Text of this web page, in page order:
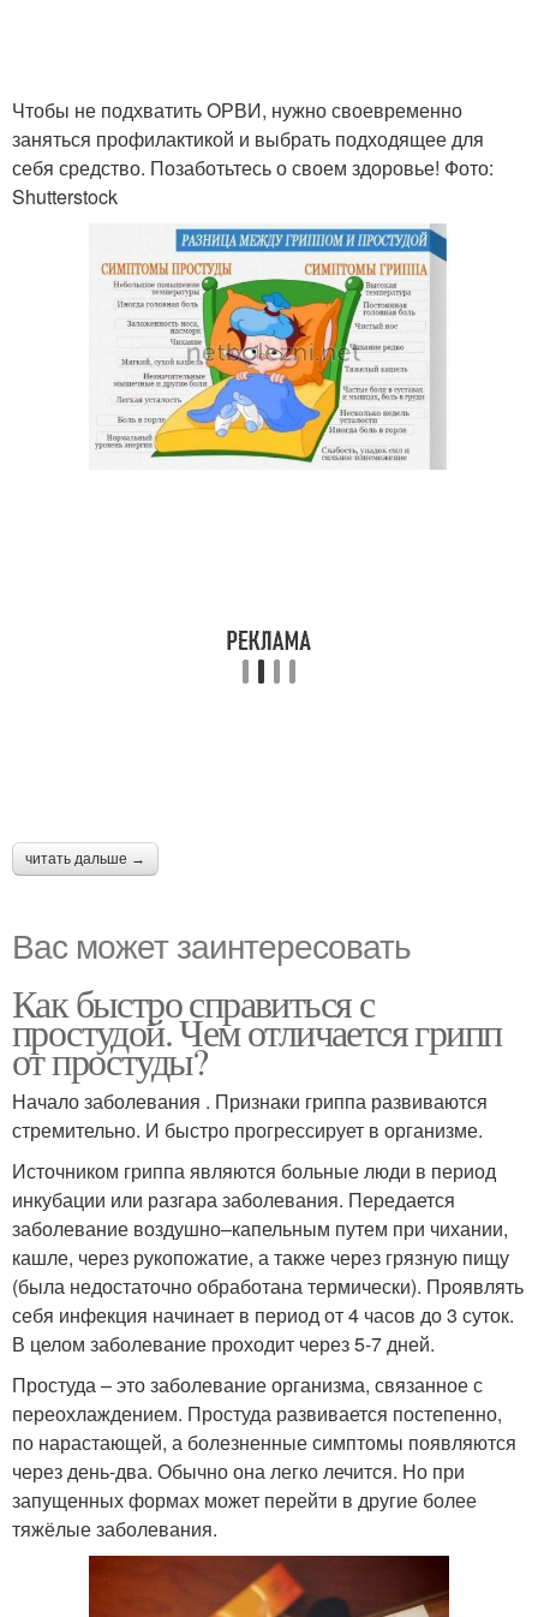
Чтобы не подхватить ОРВИ, нужно своевременно
заняться профилактикой и выбрать подходящее для
себя средство. Позаботьтесь о своем здоровье! Фото:
Shutterstock
читать дальше →
Вас может заинтересовать
Как быстро справиться с
простудой. Чем отличается грипп
от простуды?
Начало заболевания . Признаки гриппа развиваются
стремительно. И быстро прогрессирует в организме.
Источником гриппа являются больные люди в период
инкубации или разгара заболевания. Передается
заболевание воздушно–капельным путем при чихании,
кашле, через рукопожатие, а также через грязную пищу
(была недостаточно обработана термически). Проявлять
себя инфекция начинает в период от 4 часов до 3 суток.
В целом заболевание проходит через 5-7 дней.
Простуда – это заболевание организма, связанное с
переохлаждением. Простуда развивается постепенно,
по нарастающей, а болезненные симптомы появляются
через день-два. Обычно она легко лечится. Но при
запущенных формах может перейти в другие более
тяжёлые заболевания.